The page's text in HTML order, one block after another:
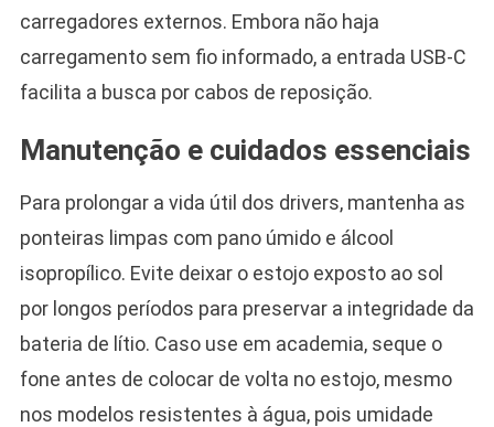
carregadores externos. Embora não haja
carregamento sem fio informado, a entrada USB-C
facilita a busca por cabos de reposição.
Manutenção e cuidados essenciais
Para prolongar a vida útil dos drivers, mantenha as
ponteiras limpas com pano úmido e álcool
isopropílico. Evite deixar o estojo exposto ao sol
por longos períodos para preservar a integridade da
bateria de lítio. Caso use em academia, seque o
fone antes de colocar de volta no estojo, mesmo
nos modelos resistentes à água, pois umidade